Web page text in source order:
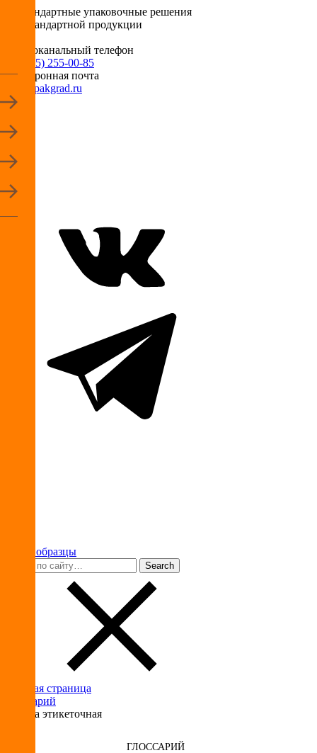
Нестандартные упаковочные решения
для стандартной продукции
Многоканальный телефон
+7 (495) 255-00-85
Электронная почта
info@pakgrad.ru
Ваши образцы
Главная страница
Глоссарий
Бумага этикеточная
ГЛОССАРИЙ